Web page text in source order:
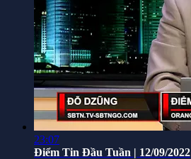
23:07
Điểm Tin Đầu Tuần | 12/09/2022